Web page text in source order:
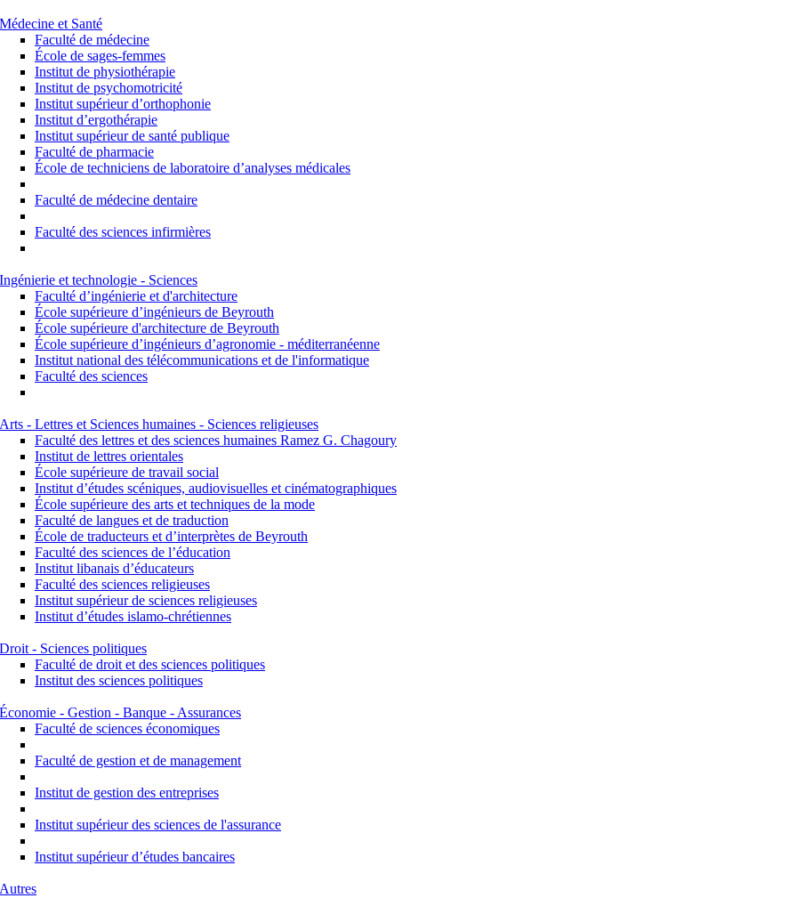
Médecine et Santé
Faculté de médecine
École de sages-femmes
Institut de physiothérapie
Institut de psychomotricité
Institut supérieur d’orthophonie
Institut d’ergothérapie
Institut supérieur de santé publique
Faculté de pharmacie
École de techniciens de laboratoire d’analyses médicales
Faculté de médecine dentaire
Faculté des sciences infirmières
Ingénierie et technologie - Sciences
Faculté d’ingénierie et d'architecture
École supérieure d’ingénieurs de Beyrouth
École supérieure d'architecture de Beyrouth
École supérieure d’ingénieurs d’agronomie - méditerranéenne
Institut national des télécommunications et de l'informatique
Faculté des sciences
Arts - Lettres et Sciences humaines - Sciences religieuses
Faculté des lettres et des sciences humaines Ramez G. Chagoury
Institut de lettres orientales
École supérieure de travail social
Institut d’études scéniques, audiovisuelles et cinématographiques
École supérieure des arts et techniques de la mode
Faculté de langues et de traduction
École de traducteurs et d’interprètes de Beyrouth
Faculté des sciences de l’éducation
Institut libanais d’éducateurs
Faculté des sciences religieuses
Institut supérieur de sciences religieuses
Institut d’études islamo-chrétiennes
Droit - Sciences politiques
Faculté de droit et des sciences politiques
Institut des sciences politiques
Économie - Gestion - Banque - Assurances
Faculté de sciences économiques
Faculté de gestion et de management
Institut de gestion des entreprises
Institut supérieur des sciences de l'assurance
Institut supérieur d’études bancaires
Autres